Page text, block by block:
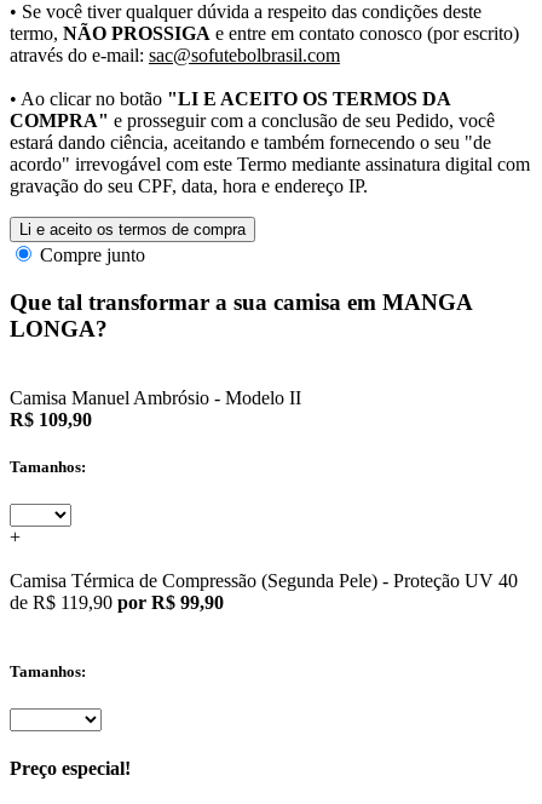
• Se você tiver qualquer dúvida a respeito das condições deste
termo, NÃO PROSSIGA e entre em contato conosco (por escrito)
através do e-mail: sac@sofutebolbrasil.com
• Ao clicar no botão "LI E ACEITO OS TERMOS DA
COMPRA" e prosseguir com a conclusão de seu Pedido, você
estará dando ciência, aceitando e também fornecendo o seu "de
acordo" irrevogável com este Termo mediante assinatura digital com
gravação do seu CPF, data, hora e endereço IP.
Li e aceito os termos de compra
Compre junto
Que tal transformar a sua camisa em MANGA
LONGA?
Camisa Manuel Ambrósio - Modelo II
R$ 109,90
Tamanhos:
+
Camisa Térmica de Compressão (Segunda Pele) - Proteção UV 40
de R$ 119,90 por R$ 99,90
Tamanhos:
Preço especial!